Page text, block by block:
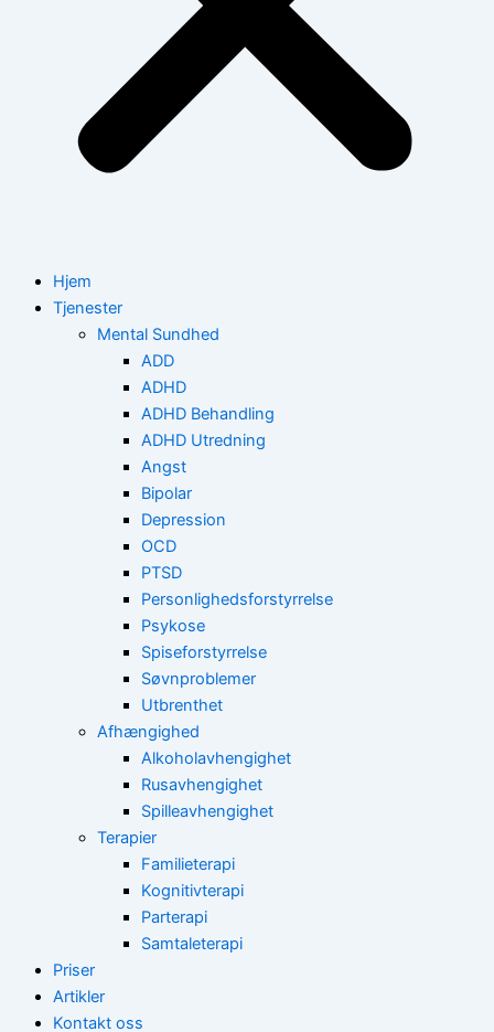
Hjem
Tjenester
Mental Sundhed
ADD
ADHD
ADHD Behandling
ADHD Utredning
Angst
Bipolar
Depression
OCD
PTSD
Personlighedsforstyrrelse
Psykose
Spiseforstyrrelse
Søvnproblemer
Utbrenthet
Afhængighed
Alkoholavhengighet
Rusavhengighet
Spilleavhengighet
Terapier
Familieterapi
Kognitivterapi
Parterapi
Samtaleterapi
Priser
Artikler
Kontakt oss